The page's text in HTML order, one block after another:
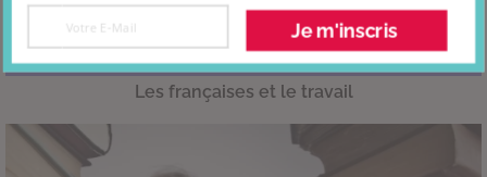
Les françaises et le travail
Je m'inscris